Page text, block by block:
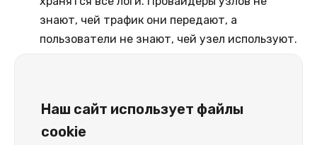
знают, чей трафик они передают, а
пользователи не знают, чей узел используют.
Как получить американский IP-
Наш сайт использует файлы
cookie